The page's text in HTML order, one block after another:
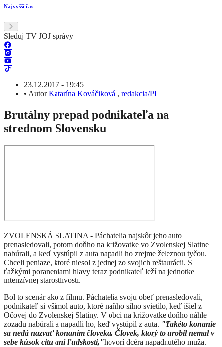
Najvyšší čas
Sleduj TV JOJ správy
23.12.2017 - 19:45
• AutorKatarína Kováčiková , redakcia/PI
Brutálny prepad podnikateľa na
strednom Slovensku
ZVOLENSKÁ SLATINA - Páchatelia najskôr jeho auto
prenasledovali, potom doňho na križovatke vo Zvolenskej Slatine
nabúrali, a keď vystúpil z auta napadli ho zrejme železnou tyčou.
Chceli peniaze, ktoré niesol z jednej zo svojich reštaurácii. S
ťažkými poraneniami hlavy teraz podnikateľ leží na jednotke
intenzívnej starostlivosti.
Bol to scenár ako z filmu. Páchatelia svoju obeť prenasledovali,
podnikateľ si všimol auto, ktoré naňho silno svietilo, keď išiel z
Očovej do Zvolenskej Slatiny. V obci na križovatke doňho náhle
zozadu nabúrali a napadli ho, keď vystúpil z auta. "Takéto konanie
sa nedá nazvať konaním človeka. Človek, ktorý to urobil nemal v
sebe kúsok citu ani ľudskosti,"hovorí dcéra napadnutého muža.